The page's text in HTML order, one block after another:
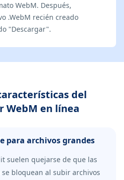
WebM. Después,
.WebM recién creado
"Descargar".
del
WebM en línea
para archivos grandes
suelen quejarse de que las
bloquean al subir archivos